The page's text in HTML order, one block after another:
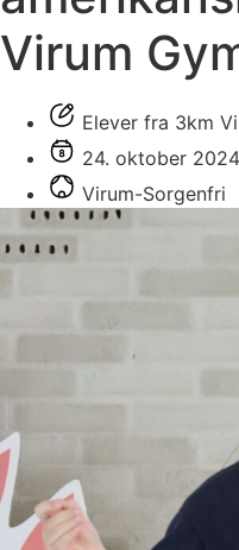
Virum
Elever fra 3km
24. oktober 2024
Virum-Sorgenfri